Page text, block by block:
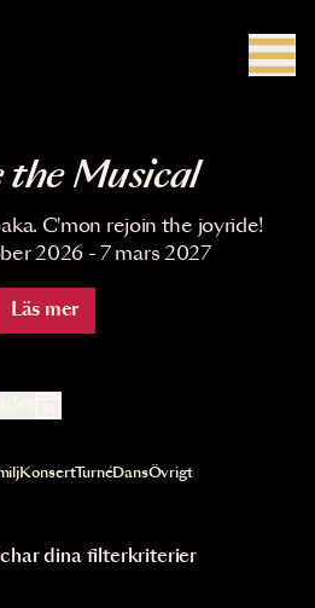
the Musical
C'mon rejoin the joyride!
2026 - 7 mars 2027
Läs mer
automatiskt
KonsertTurnéDansÖvrigt
dina filterkriterier